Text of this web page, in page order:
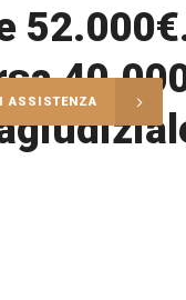
ASSISTENZA